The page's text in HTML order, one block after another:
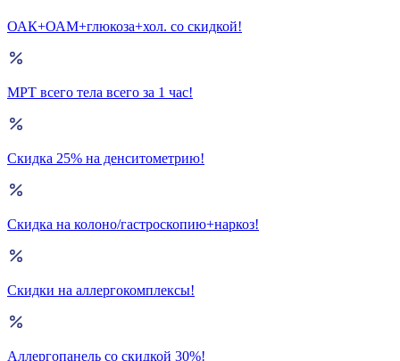
ОАК+ОАМ+глюкоза+хол. со скидкой!
МРТ всего тела всего за 1 час!
Скидка 25% на денситометрию!
Скидка на колоно/гастроскопию+наркоз!
Скидки на аллергокомплексы!
Аллергопанель со скидкой 30%!